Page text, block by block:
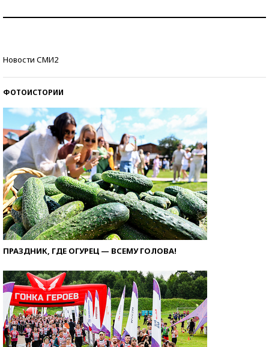
Новости СМИ2
ФОТОИСТОРИИ
ПРАЗДНИК, ГДЕ ОГУРЕЦ — ВСЕМУ ГОЛОВА!